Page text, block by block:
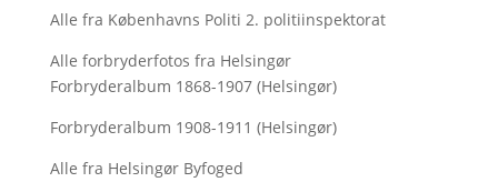
Alle fra Københavns Politi 2. politiinspektorat
Alle forbryderfotos fra Helsingør
Forbryderalbum 1868-1907 (Helsingør)
Forbryderalbum 1908-1911 (Helsingør)
Alle fra Helsingør Byfoged